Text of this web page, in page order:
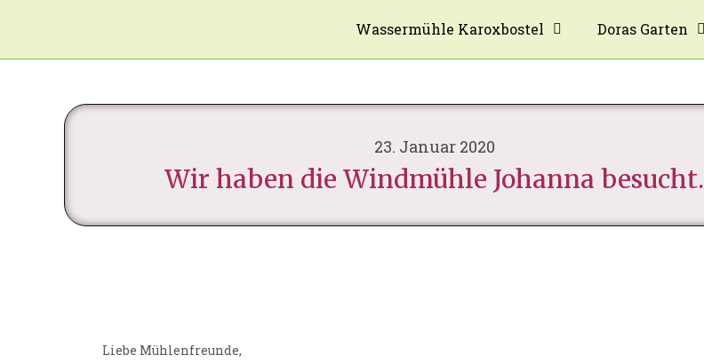
Wassermühle Karoxbostel Doras Garten
23. Januar 2020
Wir haben die Windmühle Johanna besucht.
Liebe Mühlenfreunde,